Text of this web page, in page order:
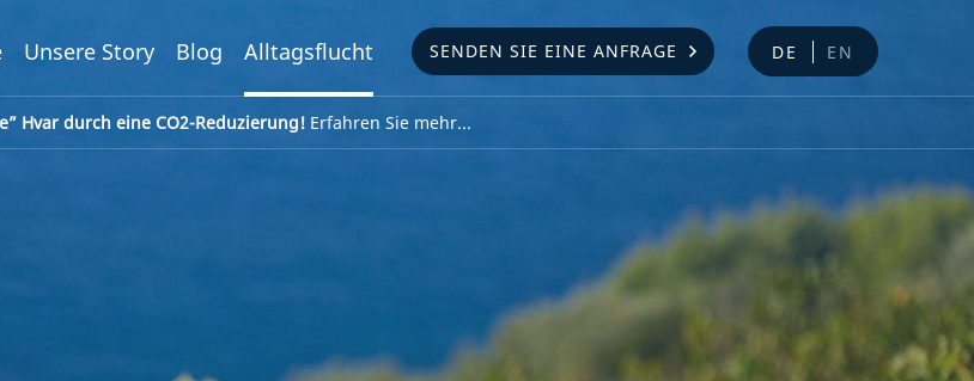
Unsere Story Blog Alltagsflucht SENDEN SIE EINE ANFRAGE DE EN
Hvar durch eine CO2-Reduzierung!Erfahren Sie mehr...